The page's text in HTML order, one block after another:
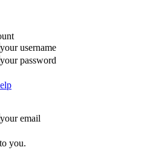
your username
your password
your email
you.